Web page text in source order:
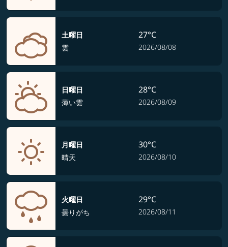
土曜日
雲
27°C
2026/08/08
日曜日
薄い雲
28°C
2026/08/09
月曜日
晴天
30°C
2026/08/10
火曜日
曇りがち
29°C
2026/08/11